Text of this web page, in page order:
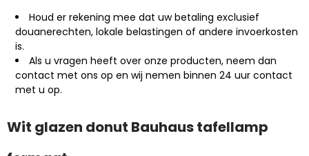
Houd er rekening mee dat uw betaling exclusief
douanerechten, lokale belastingen of andere invoerkosten
is.
Als u vragen heeft over onze producten, neem dan
contact met ons op en wij nemen binnen 24 uur contact
met u op.
Wit glazen donut Bauhaus tafellamp